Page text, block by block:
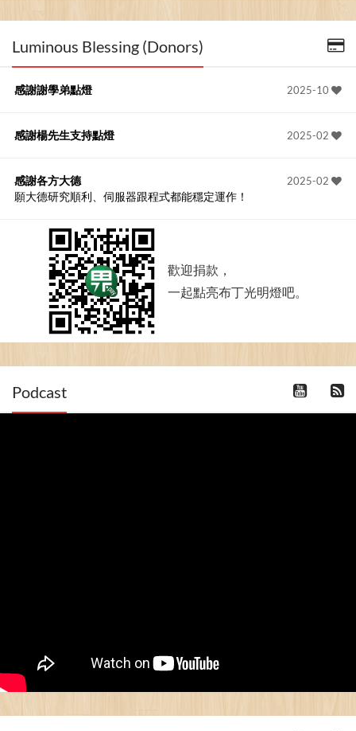
Luminous Blessing (Donors)
2025-10
感謝謝學弟點燈
2025-02
感謝楊先生支持點燈
2025-02
感謝各方大德
願大德研究順利、伺服器跟程式都能穩定運作！
歡迎捐款，
一起點亮布丁光明燈吧。
Podcast